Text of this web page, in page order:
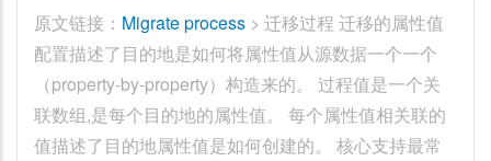
原文链接： Migrate process > 迁移过程 迁移的属性值
配置描述了目的地是如何将属性值从源数据一个一个
（property-by-property）构造来的。 过程值是一个关
联数组,是每个目的地的属性值。 每个属性值相关联的
值描述了目的地属性值是如何创建的。 核心支持最常